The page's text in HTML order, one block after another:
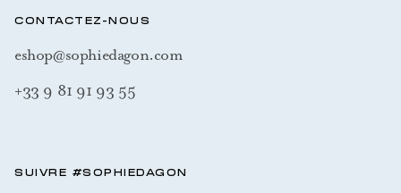
CONTACTEZ-NOUS
eshop@sophiedagon.com
+33 9 81 91 93 55
SUIVRE #SOPHIEDAGON